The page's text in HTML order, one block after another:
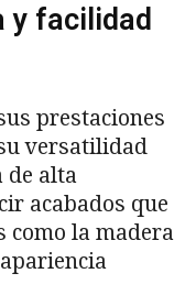
y facilidad
prestaciones
versatilidad
de alta
acabados que
la madera